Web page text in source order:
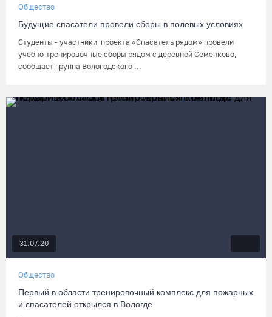
Общество
Будущие спасатели провели сборы в полевых условиях
Студенты - участники проекта «Спасатель рядом» провели
учебно-тренировочные сборы рядом с деревней Семенково,
сообщает группа Вологодского ...
31.07.20
Общество
Первый в области тренировочный комплекс для пожарных
и спасателей открылся в Вологде